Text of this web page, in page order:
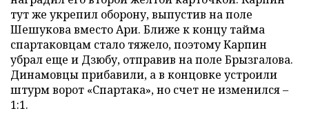
тут же укрепил оборону, выпустив на поле
Шешукова вместо Ари. Ближе к концу тайма
спартаковцам стало тяжело, поэтому Карпин
убрал еще и Дзюбу, отправив на поле Брызгалова.
Динамовцы прибавили, а в концовке устроили
штурм ворот «Спартака», но счет не изменился –
1:1.